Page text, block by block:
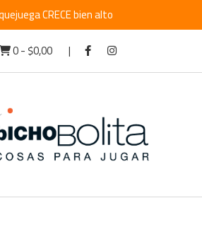
CRECE bien alto
0-$0,00